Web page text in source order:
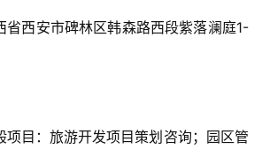
省西安市碑林区韩森路西段紫落澜庭1-
项目：旅游开发项目策划咨询；园区管